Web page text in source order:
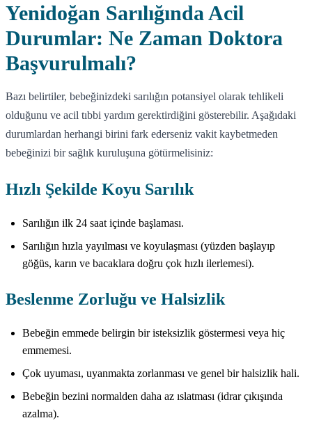
Yenidoğan Sarılığında Acil
Durumlar: Ne Zaman Doktora
Başvurulmalı?
Bazı belirtiler, bebeğinizdeki sarılığın potansiyel olarak tehlikeli
olduğunu ve acil tıbbi yardım gerektirdiğini gösterebilir. Aşağıdaki
durumlardan herhangi birini fark ederseniz vakit kaybetmeden
bebeğinizi bir sağlık kuruluşuna götürmelisiniz:
Hızlı Şekilde Koyu Sarılık
Sarılığın ilk 24 saat içinde başlaması.
Sarılığın hızla yayılması ve koyulaşması (yüzden başlayıp
göğüs, karın ve bacaklara doğru çok hızlı ilerlemesi).
Beslenme Zorluğu ve Halsizlik
Bebeğin emmede belirgin bir isteksizlik göstermesi veya hiç
emmemesi.
Çok uyuması, uyanmakta zorlanması ve genel bir halsizlik hali.
Bebeğin bezini normalden daha az ıslatması (idrar çıkışında
azalma).